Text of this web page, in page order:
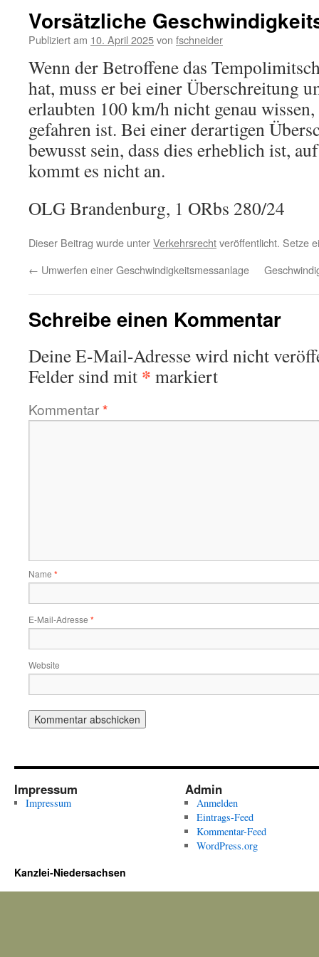
Vorsätzliche
Publiziert am 10. April 2025von fschneider
Wenn der Betroffene das
hat, muss er bei einer Überschreitung
erlaubten 100 km/h nicht genau
gefahren ist. Bei einer derartigen
bewusst sein, dass dies erheblich ist,
kommt es nicht an.
OLG Brandenburg, 1 ORbs 280/24
Dieser Beitrag wurde unterVerkehrsrechtveröffentlicht. Setze
← Umwerfen einer Geschwindigkeitsmessanlage
Schreibe einen Kommentar
Deine E-Mail-Adresse wird nicht
Felder sind mit * markiert
Kommentar*
Name *
E-Mail-Adresse *
Website
Impressum
Impressum
Admin
Anmelden
Eintrags-Feed
Kommentar-Feed
WordPress.org
Kanzlei-Niedersachsen